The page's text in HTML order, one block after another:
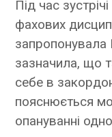
Під час
фахових
зазначила, що
себе в
пояснюється
опануванні